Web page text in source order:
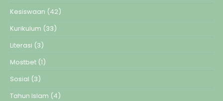
Kesiswaan (42)
Kurikulum (33)
Literasi (3)
Mostbet (1)
Sosial (3)
Tahun Islam (4)